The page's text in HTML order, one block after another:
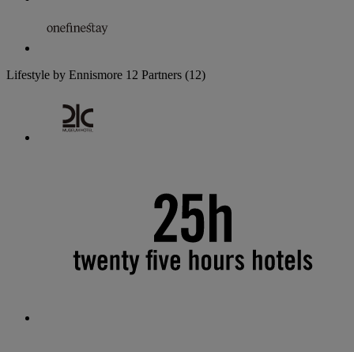
Lifestyle by Ennismore 12 Partners (12)